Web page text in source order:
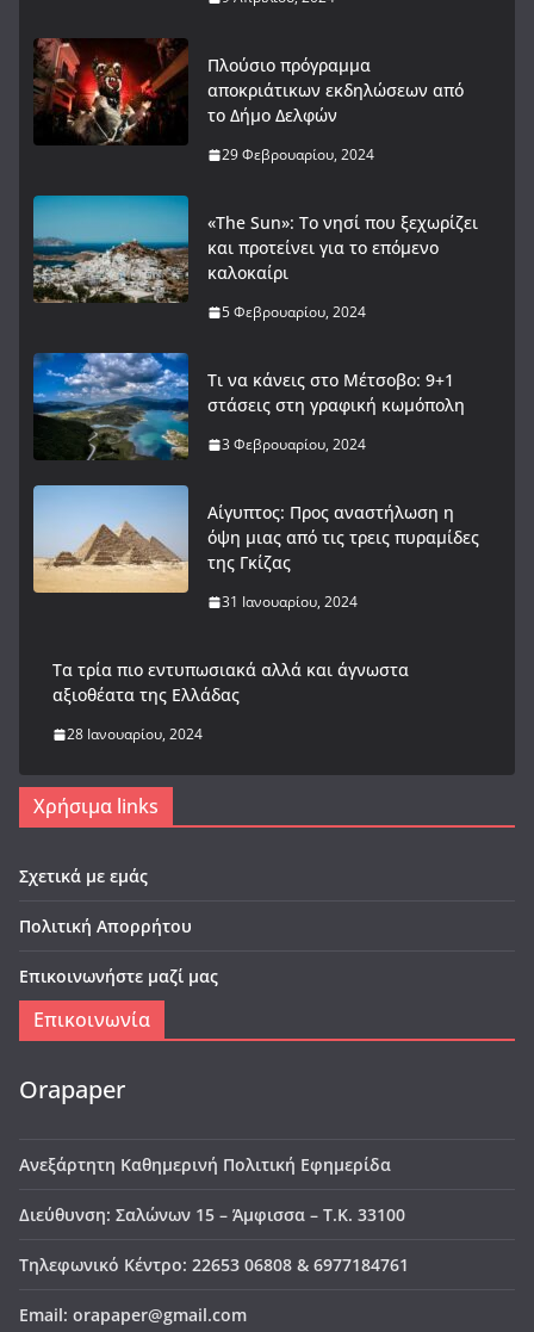
Πλούσιο πρόγραμμα
αποκριάτικων εκδηλώσεων από
το Δήμο Δελφών
29 Φεβρουαρίου, 2024
«The Sun»: Το νησί που ξεχωρίζει
και προτείνει για το επόμενο
καλοκαίρι
5 Φεβρουαρίου, 2024
Τι να κάνεις στο Μέτσοβο: 9+1
στάσεις στη γραφική κωμόπολη
3 Φεβρουαρίου, 2024
Αίγυπτος: Προς αναστήλωση η
όψη μιας από τις τρεις πυραμίδες
της Γκίζας
31 Ιανουαρίου, 2024
Tα τρία πιο εντυπωσιακά αλλά και άγνωστα
αξιοθέατα της Ελλάδας
28 Ιανουαρίου, 2024
Χρήσιμα links
Σχετικά με εμάς
Πολιτική Απορρήτου
Επικοινωνήστε μαζί μας
Επικοινωνία
Orapaper
Ανεξάρτητη Καθημερινή Πολιτική Εφημερίδα
Διεύθυνση: Σαλώνων 15 – Άμφισσα – Τ.Κ. 33100
Τηλεφωνικό Κέντρο: 22653 06808 & 6977184761
Email: orapaper@gmail.com